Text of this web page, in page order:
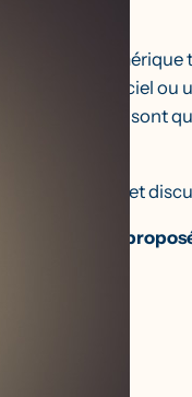
numérique
un logiciel ou
ralentie, ne sont
smartphone, et
est